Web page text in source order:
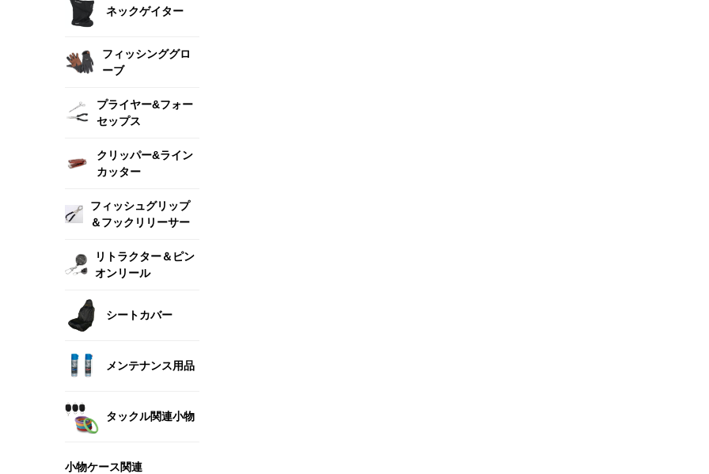
ネックゲイター
フィッシンググロ
ーブ
プライヤー&フォー
セップス
クリッパー&ライン
カッター
フィッシュグリップ
＆フックリリーサー
リトラクター＆ピン
オンリール
シートカバー
メンテナンス用品
タックル関連小物
小物ケース関連